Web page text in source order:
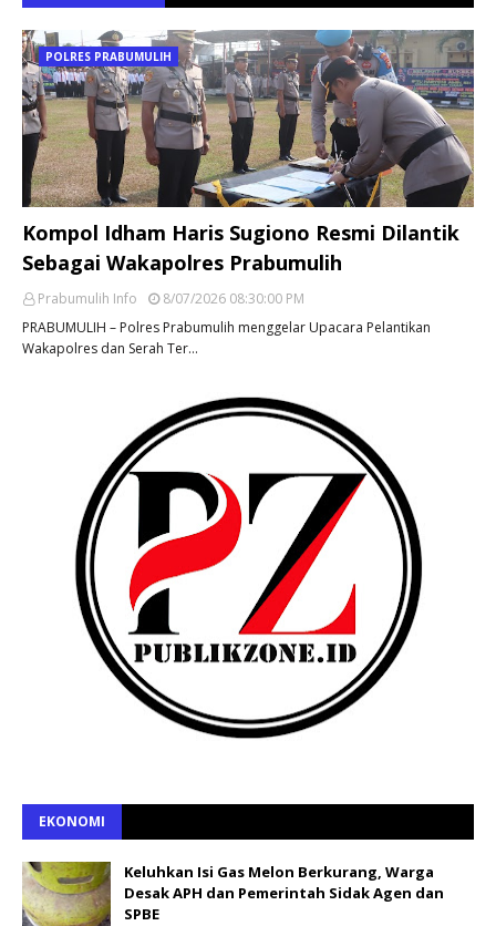
POLRES PRABUMULIH
Kompol Idham Haris Sugiono Resmi Dilantik
Sebagai Wakapolres Prabumulih
Prabumulih Info
8/07/2026 08:30:00 PM
PRABUMULIH – Polres Prabumulih menggelar Upacara Pelantikan
Wakapolres dan Serah Ter…
EKONOMI
Keluhkan Isi Gas Melon Berkurang, Warga
Desak APH dan Pemerintah Sidak Agen dan
SPBE